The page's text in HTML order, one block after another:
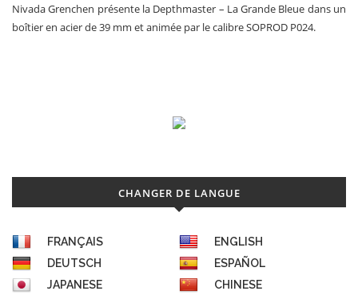
Nivada Grenchen présente la Depthmaster – La Grande Bleue dans un
boîtier en acier de 39 mm et animée par le calibre SOPROD P024.
CHANGER DE LANGUE
FRANÇAIS
ENGLISH
DEUTSCH
ESPAÑOL
JAPANESE
CHINESE